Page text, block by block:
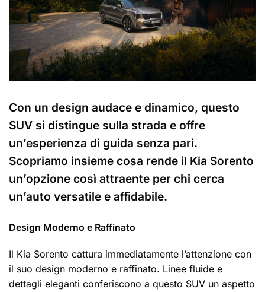
Con un design audace e dinamico, questo
SUV si distingue sulla strada e offre
un’esperienza di guida senza pari.
Scopriamo insieme cosa rende il Kia Sorento
un’opzione così attraente per chi cerca
un’auto versatile e affidabile.
Design Moderno e Raffinato
Il Kia Sorento cattura immediatamente l’attenzione con
il suo design moderno e raffinato. Linee fluide e
dettagli eleganti conferiscono a questo SUV un aspetto